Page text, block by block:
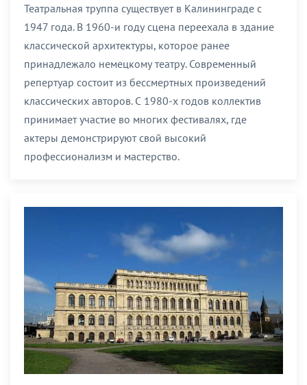
Театральная труппа существует в Калининграде с
1947 года. В 1960-и году сцена переехала в здание
классической архитектуры, которое ранее
принадлежало немецкому театру. Современный
репертуар состоит из бессмертных произведений
классических авторов. С 1980-х годов коллектив
принимает участие во многих фестивалях, где
актеры демонстрируют свой высокий
профессионализм и мастерство.